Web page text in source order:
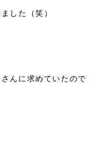
した（笑）
んに求めていたので